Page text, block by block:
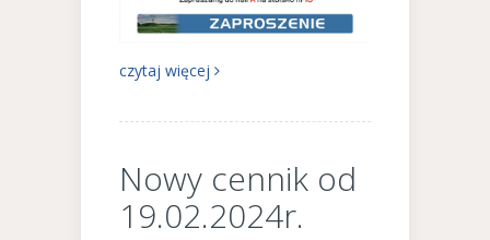
czytaj więcej
Nowy cennik od
19.02.2024r.